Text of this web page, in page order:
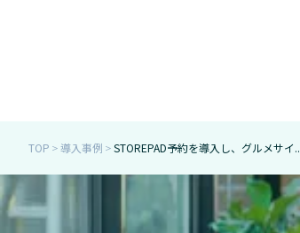
TOP ＞ 導入事例 ＞ STOREPAD予約を導入し、グルメサイ